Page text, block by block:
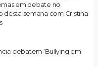
em debate no
desta semana com Cristina
debatem ‘Bullying em